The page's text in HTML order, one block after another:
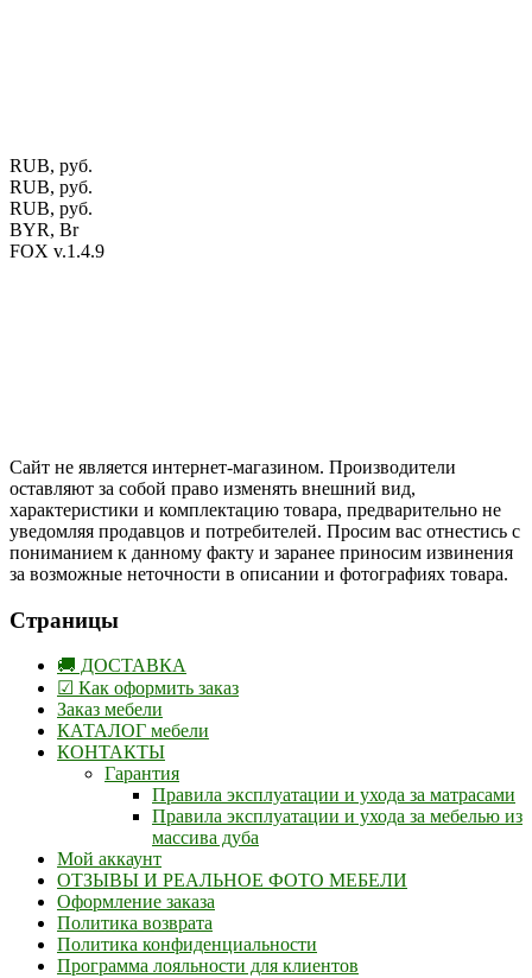
RUB, руб.
RUB, руб.
RUB, руб.
BYR, Br
FOX v.1.4.9
Сайт не является интернет-магазином. Производители
оставляют за собой право изменять внешний вид,
характеристики и комплектацию товара, предварительно не
уведомляя продавцов и потребителей. Просим вас отнестись с
пониманием к данному факту и заранее приносим извинения
за возможные неточности в описании и фотографиях товара.
Страницы
🚚 ДОСТАВКА
☑ Как оформить заказ
Заказ мебели
КАТАЛОГ мебели
КОНТАКТЫ
Гарантия
Правила эксплуатации и ухода за матрасами
Правила эксплуатации и ухода за мебелью из
массива дуба
Мой аккаунт
ОТЗЫВЫ И РЕАЛЬНОЕ ФОТО МЕБЕЛИ
Оформление заказа
Политика возврата
Политика конфиденциальности
Программа лояльности для клиентов